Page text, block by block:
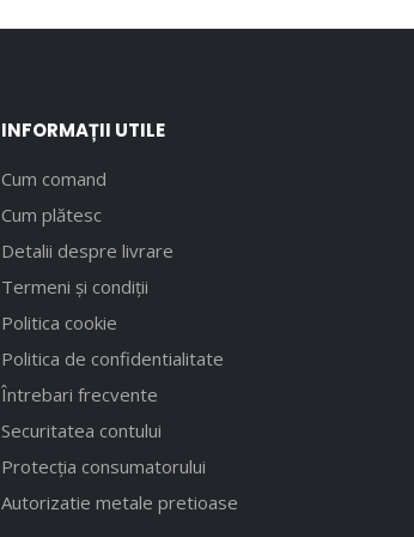
INFORMAȚII UTILE
Cum comand
Cum plătesc
Detalii despre livrare
Termeni și condiții
Politica cookie
Politica de confidentialitate
Întrebari frecvente
Securitatea contului
Protecția consumatorului
Autorizatie metale pretioase